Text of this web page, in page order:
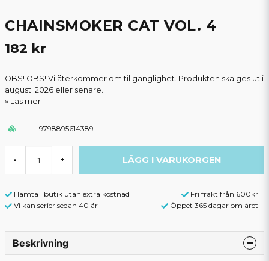
CHAINSMOKER CAT VOL. 4
182 kr
OBS! OBS! Vi återkommer om tillgänglighet. Produkten ska ges ut i
augusti 2026 eller senare.
Läs mer
9798895614389
- + LÄGG I VARUKORGEN
Hämta i butik utan extra kostnad
Fri frakt från 600kr
Vi kan serier sedan 40 år
Öppet 365 dagar om året
Beskrivning